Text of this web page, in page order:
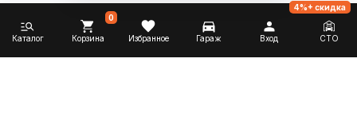
Каталог Корзина
0
Избранное Гараж Вход СТО
4%+ скидка